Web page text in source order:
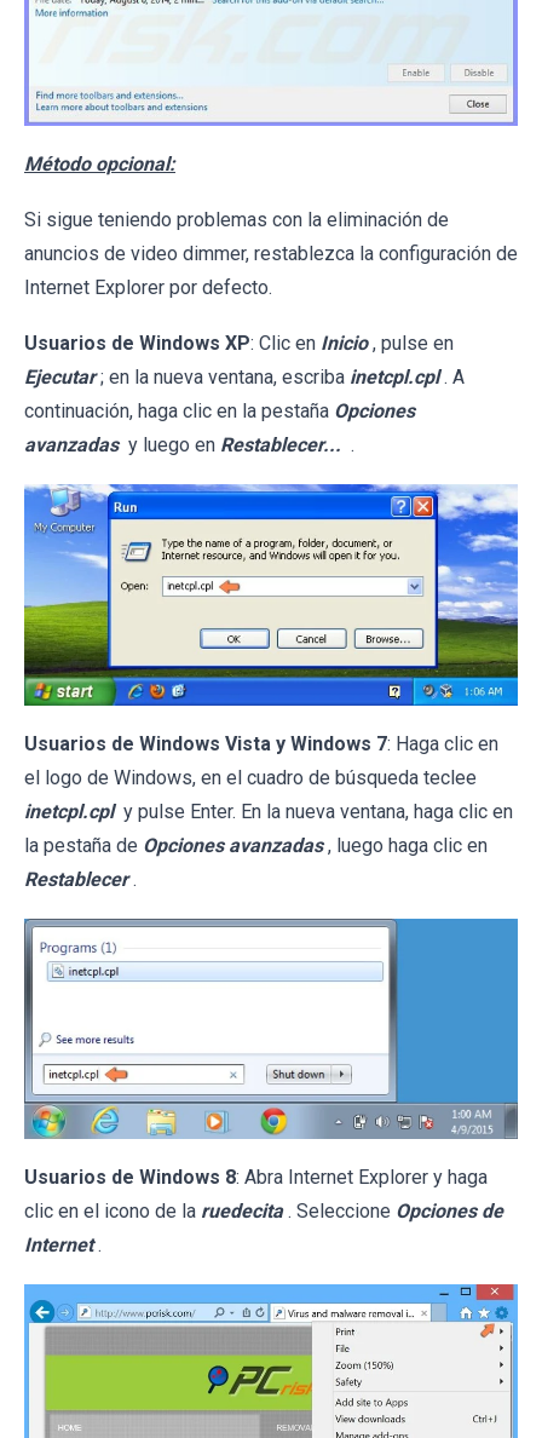
Método opcional:
Si sigue teniendo problemas con la eliminación de
anuncios de video dimmer, restablezca la configuración de
Internet Explorer por defecto.
Usuarios de Windows XP: Clic en Inicio , pulse en
Ejecutar ; en la nueva ventana, escriba inetcpl.cpl . A
continuación, haga clic en la pestaña Opciones
avanzadas y luego en Restablecer... .
Usuarios de Windows Vista y Windows 7: Haga clic en
el logo de Windows, en el cuadro de búsqueda teclee
inetcpl.cpl y pulse Enter. En la nueva ventana, haga clic en
la pestaña de Opciones avanzadas , luego haga clic en
Restablecer .
Usuarios de Windows 8: Abra Internet Explorer y haga
clic en el icono de la ruedecita . Seleccione Opciones de
Internet .